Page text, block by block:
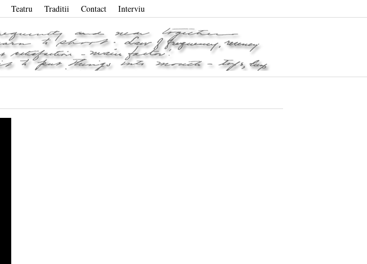
Teatru Traditii Contact Interviu